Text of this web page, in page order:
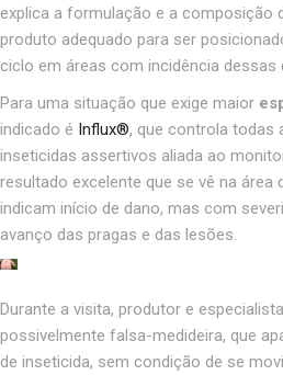
explica a formulação e a composição
produto adequado para ser
ciclo em áreas com incidência dessas
Para uma situação que exige maior
indicado é Influx®, que controla todas
inseticidas assertivos aliada ao
resultado excelente que se vê na área
indicam início de dano, mas com
avanço das pragas e das lesões.
Durante a visita, produtor e
possivelmente falsa-medideira, que
de inseticida, sem condição de se